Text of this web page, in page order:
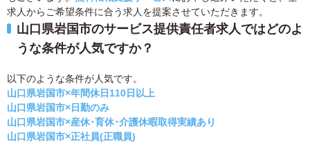
求人からご希望条件に合う求人を提案させていただきます。
山口県岩国市のサービス提供責任者求人ではどのよ
うな条件が人気ですか？
以下のような条件が人気です。
山口県岩国市×年間休日110日以上
山口県岩国市×日勤のみ
山口県岩国市×産休･育休･介護休暇取得実績あり
山口県岩国市×正社員(正職員)